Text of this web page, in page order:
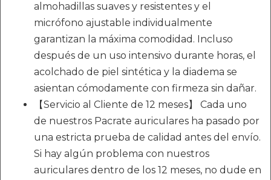
almohadillas suaves y resistentes y el
micrófono ajustable individualmente
garantizan la máxima comodidad. Incluso
después de un uso intensivo durante horas, el
acolchado de piel sintética y la diadema se
asientan cómodamente con firmeza sin dañar.
【Servicio al Cliente de 12 meses】 Cada uno
de nuestros Pacrate auriculares ha pasado por
una estricta prueba de calidad antes del envío.
Si hay algún problema con nuestros
auriculares dentro de los 12 meses, no dude en